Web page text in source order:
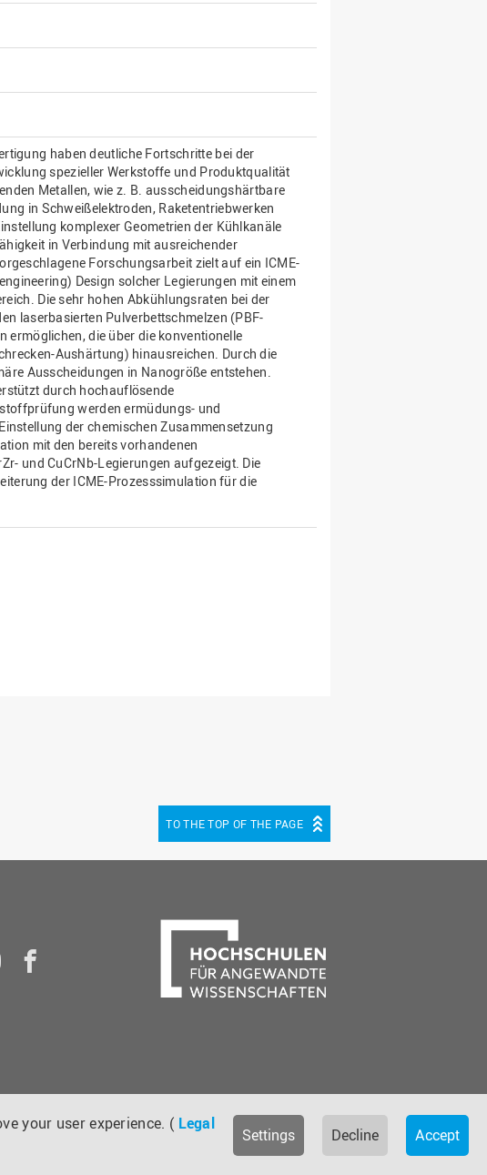
your user experience. ( Legal
Settings Decline Accept
haben deutliche Fortschritte bei der
spezieller Werkstoffe und Produktqualität
Metallen, wie z. B. ausscheidungshärtbare
in Schweißelektroden, Raketentriebwerken
komplexer Geometrien der Kühlkanäle
in Verbindung mit ausreichender
Forschungsarbeit zielt auf ein ICME-
Design solcher Legierungen mit einem
Die sehr hohen Abkühlungsraten bei der
laserbasierten Pulverbettschmelzen (PBF-
die über die konventionelle
Aushärtung) hinausreichen. Durch die
Ausscheidungen in Nanogröße entstehen.
durch hochauflösende
werden ermüdungs- und
der chemischen Zusammensetzung
mit den bereits vorhandenen
und CuCrNb-Legierungen aufgezeigt. Die
der ICME-Prozesssimulation für die
TO THE TOP OF THE PAGE
YouTube